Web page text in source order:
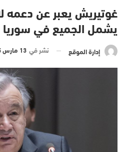
غوتيريش يعبر عن دعمه
يشمل الجميع في سوريا
إدارة الموقع نشر في 13 مارس 2025 الساعة 21 و 10 دقيقة